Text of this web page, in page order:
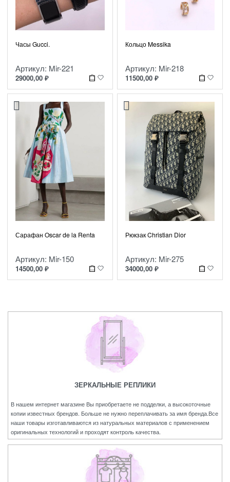
Часы Gucci.
Артикул: Mir-221
29000,00 ₽
Кольцо Messika
Артикул: Mir-218
11500,00 ₽
Сарафан Oscar de la Renta
Артикул: Mir-150
14500,00 ₽
Рюкзак Christian Dior
Артикул: Mir-275
34000,00 ₽
ЗЕРКАЛЬНЫЕ РЕПЛИКИ
В нашем интернет магазине Вы приобретаете не подделки, а высокоточные
копии известных брендов. Больше не нужно переплачивать за имя бренда.Все
наши товары изготавливаются из натуральных материалов с применением
оригинальных технологий и проходят контроль качества.